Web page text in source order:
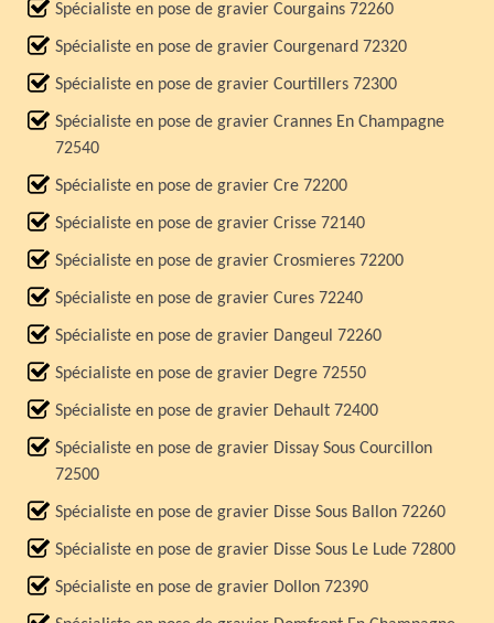
Spécialiste en pose de gravier Courgains 72260
Spécialiste en pose de gravier Courgenard 72320
Spécialiste en pose de gravier Courtillers 72300
Spécialiste en pose de gravier Crannes En Champagne
72540
Spécialiste en pose de gravier Cre 72200
Spécialiste en pose de gravier Crisse 72140
Spécialiste en pose de gravier Crosmieres 72200
Spécialiste en pose de gravier Cures 72240
Spécialiste en pose de gravier Dangeul 72260
Spécialiste en pose de gravier Degre 72550
Spécialiste en pose de gravier Dehault 72400
Spécialiste en pose de gravier Dissay Sous Courcillon
72500
Spécialiste en pose de gravier Disse Sous Ballon 72260
Spécialiste en pose de gravier Disse Sous Le Lude 72800
Spécialiste en pose de gravier Dollon 72390